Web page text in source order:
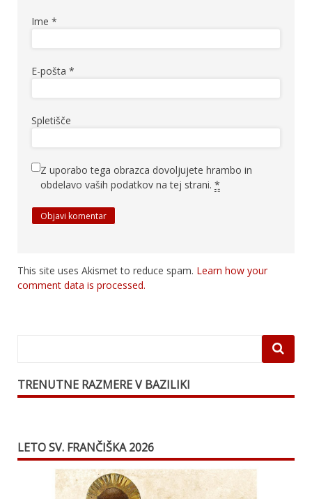
Ime *
E-pošta *
Spletišče
Z uporabo tega obrazca dovoljujete hrambo in
obdelavo vaših podatkov na tej strani. *
This site uses Akismet to reduce spam. Learn how your
comment data is processed.
TRENUTNE RAZMERE V BAZILIKI
LETO SV. FRANČIŠKA 2026